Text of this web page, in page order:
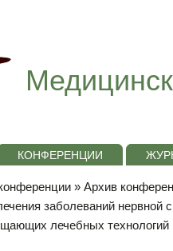
КОНФЕРЕНЦИИ
» Архив
заболеваний нервной
лечебных технологий